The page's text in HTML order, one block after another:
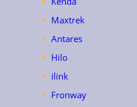
Maxtrek
Antares
Hilo
ilink
Fronway